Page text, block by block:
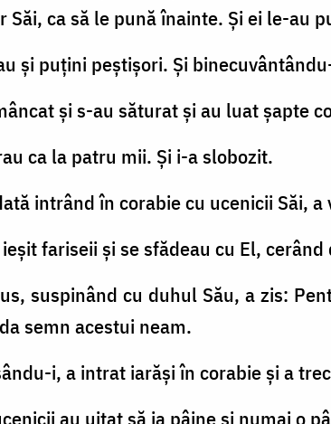
Săi, ca să le pună înainte. Şi ei le-au
şi puţini peştişori. Şi
şi s-au săturat şi au luat şapte
ca la patru mii. Şi i-a slobozit.
intrând în corabie cu ucenicii Săi,
ieşit fariseii şi se sfădeau cu El,
suspinând cu duhul Său, a zis:
semn acestui neam.
i, a intrat iarăşi în corabie şi a
au uitat să ia pâine şi numai o